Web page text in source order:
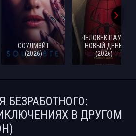
СОУЛМ8ЙТ
(2026)
ЧЕЛОВЕК-ПАУК:
НОВЫЙ ДЕНЬ
(2026)
БЕЗРАБОТНОГО:
В ДРУГОМ